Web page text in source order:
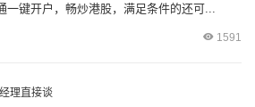
一键开户，畅炒港股，满足条件的还可...
1591
理直接谈